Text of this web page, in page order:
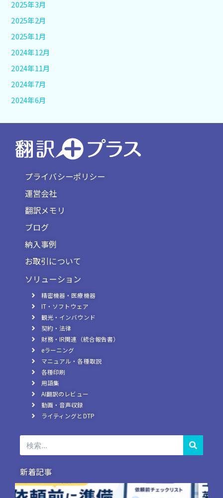
2025年3月
2025年2月
2025年1月
2024年12月
2024年11月
2024年7月
2024年6月
プライバシーポリシー
運営会社
翻訳メモリ
ブログ
納入事例
お取引について
ソリューション
精密機器・医療機器
IT・ソフトウェア
観光・インバウンド
契約・法律
財務・IR関連（統合報告書）
eラーニング
マニュアル・各種取説
各種印刷
用語集
AI翻訳のレビュー
動画・音声収録
ライティングとDTP
検
索
新着記事